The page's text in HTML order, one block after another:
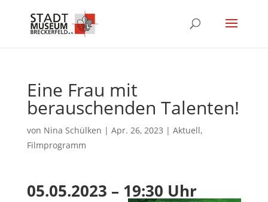
Eine Frau mit
berauschenden Talenten!
von Nina Schülken | Apr. 26, 2023 | Aktuell,
Filmprogramm
05.05.2023 – 19:30 Uhr